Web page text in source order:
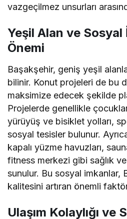
vazgeçilmez unsurları
Yeşil Alan ve Sosyal
Önemi
Başakşehir, geniş yeşil
bilinir. Konut projeleri de bu
maksimize edecek şekilde
Projelerde genellikle
yürüyüş ve bisiklet yolları,
sosyal tesisler bulunur.
kapalı yüzme havuzları,
fitness merkezi gibi sağlık
sunulur. Bu sosyal imkanlar,
kalitesini artıran önemli
Ulaşım Kolaylığı